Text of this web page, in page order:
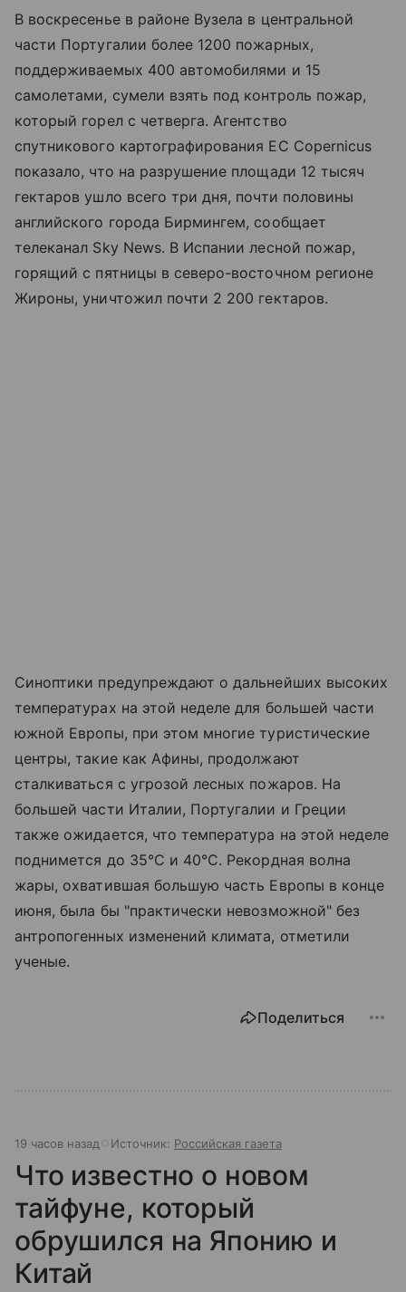
В воскресенье в районе Вузела в центральной
части Португалии более 1200 пожарных,
поддерживаемых 400 автомобилями и 15
самолетами, сумели взять под контроль пожар,
который горел с четверга. Агентство
спутникового картографирования ЕС Copernicus
показало, что на разрушение площади 12 тысяч
гектаров ушло всего три дня, почти половины
английского города Бирмингем, сообщает
телеканал Sky News. В Испании лесной пожар,
горящий с пятницы в северо-восточном регионе
Жироны, уничтожил почти 2 200 гектаров.
Синоптики предупреждают о дальнейших высоких
температурах на этой неделе для большей части
южной Европы, при этом многие туристические
центры, такие как Афины, продолжают
сталкиваться с угрозой лесных пожаров. На
большей части Италии, Португалии и Греции
также ожидается, что температура на этой неделе
поднимется до 35°C и 40°C. Рекордная волна
жары, охватившая большую часть Европы в конце
июня, была бы "практически невозможной" без
антропогенных изменений климата, отметили
ученые.
Поделиться
19 часов назад Источник: Российская газета
Что известно о новом
тайфуне, который
обрушился на Японию и
Китай